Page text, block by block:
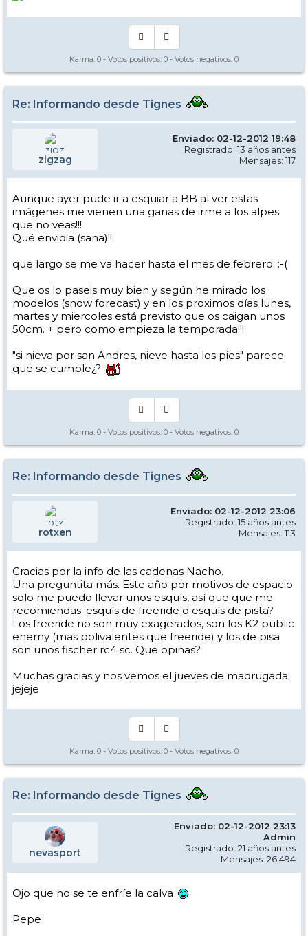
Karma: 0 - Votos positivos: 0 - Votos negativos: 0
Re: Informando desde Tignes
zigzag
Enviado: 02-12-2012 19:48
Registrado: 13 años antes
Mensajes: 117
Aunque ayer pude ir a esquiar a BB al ver estas
imágenes me vienen una ganas de irme a los alpes
que no veas!!!
Qué envidia (sana)!!
que largo se me va hacer hasta el mes de febrero. :-(
Que os lo paseis muy bien y según he mirado los
modelos (snow forecast) y en los proximos días lunes,
martes y miercoles está previsto que os caigan unos
50cm. + pero como empieza la temporada!!!
"si nieva por san Andres, nieve hasta los pies" parece
que se cumple¿?
Karma: 0 - Votos positivos: 0 - Votos negativos: 0
Re: Informando desde Tignes
rotxen
Enviado: 02-12-2012 23:06
Registrado: 15 años antes
Mensajes: 113
Gracias por la info de las cadenas Nacho.
Una preguntita más. Este año por motivos de espacio
solo me puedo llevar unos esquís, así que que me
recomiendas: esquís de freeride o esquís de pista?
Los freeride no son muy exagerados, son los K2 public
enemy (mas polivalentes que freeride) y los de pisa
son unos fischer rc4 sc. Que opinas?
Muchas gracias y nos vemos el jueves de madrugada
jejeje
Karma: 0 - Votos positivos: 0 - Votos negativos: 0
Re: Informando desde Tignes
nevasport
Enviado: 02-12-2012 23:13
Admin
Registrado: 21 años antes
Mensajes: 26.494
Ojo que no se te enfríe la calva
Pepe